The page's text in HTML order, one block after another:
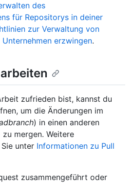
des
für Repositorys in deiner
zur Verwaltung von
erzwingen.
zufrieden bist, kannst du
um die Änderungen im
) in einen anderen
zu mergen. Weitere
unter Informationen zu Pull
zusammengeführt oder